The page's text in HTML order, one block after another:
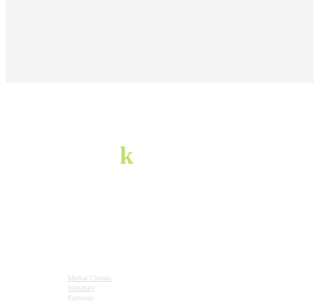
kontakcie
Michał Chwała
Warsztaty
Partnerzy